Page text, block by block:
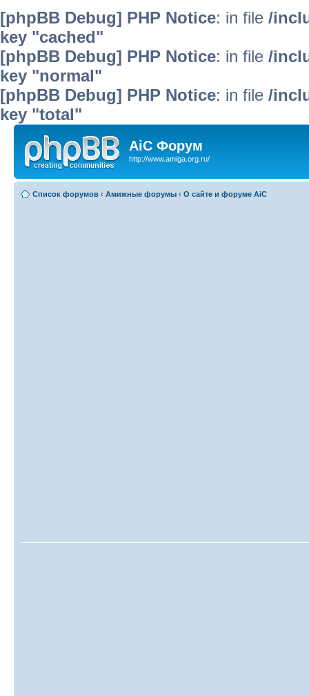
[phpBB Debug] PHP Notice: in file /
key "cached"
[phpBB Debug] PHP Notice: in file /
key "normal"
[phpBB Debug] PHP Notice: in file /
key "total"
AiC Форум
http://www.amiga.org.ru/
Список форумов ‹ Амижные форумы ‹ О сайте и форуме AiC